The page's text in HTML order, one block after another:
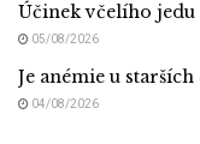
Účinek včelího
05/08/2026
Je anémie u
04/08/2026